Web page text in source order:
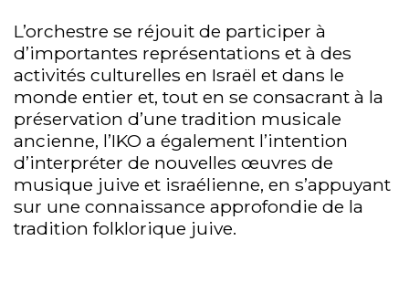
L’orchestre se réjouit de participer à
d’importantes représentations et à des
activités culturelles en Israël et dans le
monde entier et, tout en se consacrant à la
préservation d’une tradition musicale
ancienne, l’IKO a également l’intention
d’interpréter de nouvelles œuvres de
musique juive et israélienne, en s’appuyant
sur une connaissance approfondie de la
tradition folklorique juive.